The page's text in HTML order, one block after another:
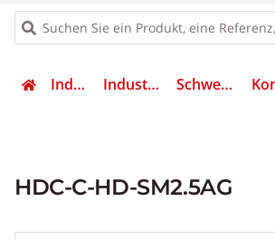
Industrietechnik Industriesteckverbinder Schwere Steckverbinder
HDC-C-HD-SM2.5AG